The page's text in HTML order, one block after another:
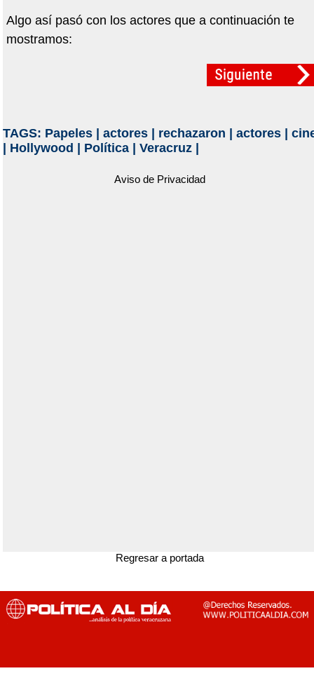
Algo así pasó con los actores que a continuación te
mostramos:
TAGS: Papeles| actores| rechazaron actores|
Hollywood Política| Veracruz|
Aviso de Privacidad
Regresar a portada